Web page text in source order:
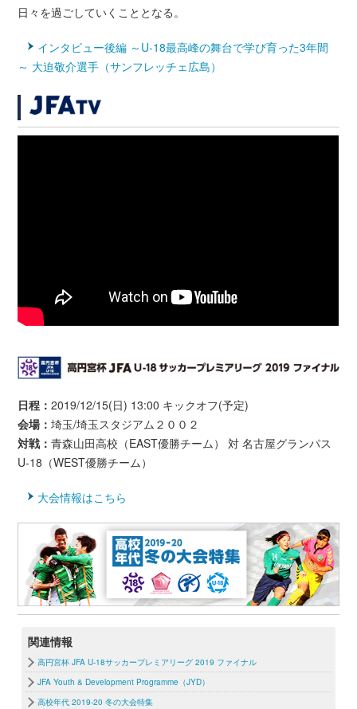
日々を過ごしていくこととなる。
インタビュー後編 ～U-18最高峰の舞台で学び育った3年間
～ 大迫敬介選手（サンフレッチェ広島）
日程：2019/12/15(日) 13:00 キックオフ(予定)
会場：埼玉/埼玉スタジアム２００２
対戦：青森山田高校（EAST優勝チーム） 対 名古屋グランパス
U-18（WEST優勝チーム）
大会情報はこちら
関連情報
高円宮杯 JFA U-18サッカープレミアリーグ 2019 ファイナル
JFA Youth & Development Programme（JYD）
高校年代 2019-20 冬の大会特集